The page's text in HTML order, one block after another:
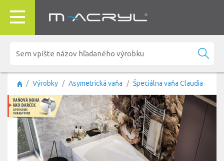
Výrobky Asymetrická vaňa Špeciálna vaňa Claudia